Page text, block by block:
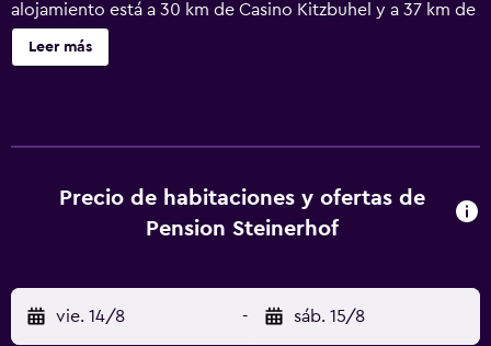
alojamiento está a 30 km de Casino Kitzbuhel y a 37 km de
Hahnenkamm, y dispone de guardaesquíes, además de
bar. Este alojamiento libre de humo está a 7 min a pie de
lavavajillas y horno. Pension Steinerhof ofrece zona de
juegos infantil. Se puede jugar al ping-pong en el
alojamiento, y Club de golf Kitzbuhel Kaps está a 31 km. El
aeropuerto (Aeropuerto de Innsbruck) está a 74 km.
Leer más
Precio de habitaciones y ofertas de
Pension Steinerhof
vie. 14/8 - sáb. 15/8